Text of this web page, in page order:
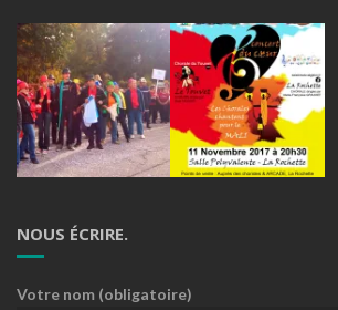
NOUS ÉCRIRE.
Votre nom (obligatoire)